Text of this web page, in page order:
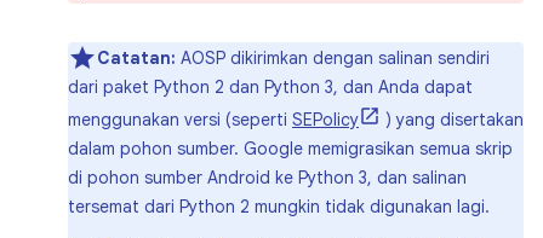
Catatan: AOSP dikirimkan dengan salinan sendiri
dari paket Python 2 dan Python 3, dan Anda dapat
menggunakan versi (seperti SEPolicy
) yang disertakan
dalam pohon sumber. Google memigrasikan semua skrip
di pohon sumber Android ke Python 3, dan salinan
tersemat dari Python 2 mungkin tidak digunakan lagi.